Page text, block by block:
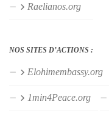
Raelianos.org
NOS SITES D’ACTIONS :
1min4Peace.org